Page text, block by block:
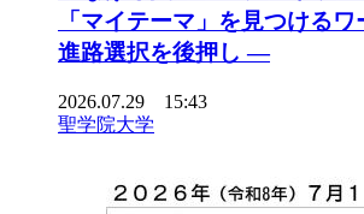
「マイテーマ」を見つける
進路選択を後押し ―
2026.07.29 15:43
聖学院大学